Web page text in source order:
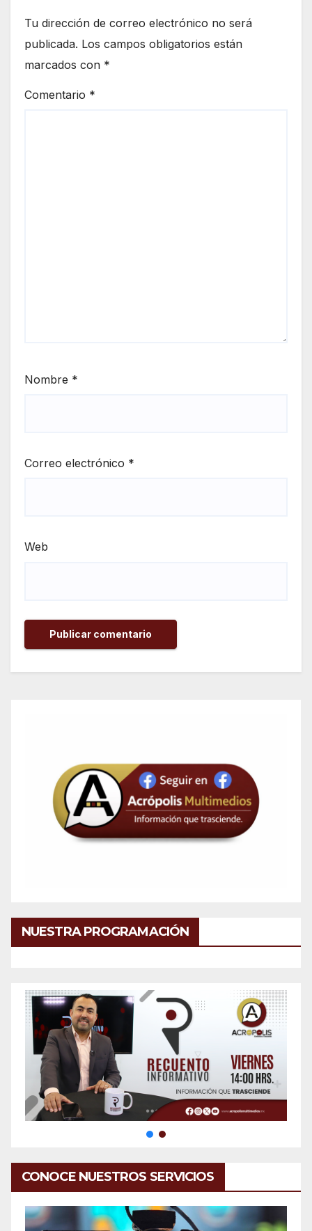
Tu dirección de correo electrónico no será
publicada. Los campos obligatorios están
marcados con *
Comentario *
Nombre *
Correo electrónico *
Web
NUESTRA PROGRAMACIÓN
CONOCE NUESTROS SERVICIOS